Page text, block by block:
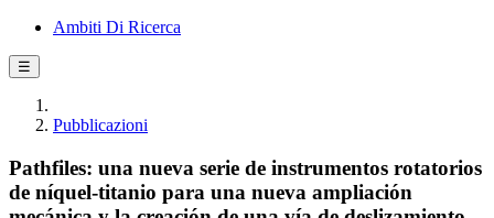
Ambiti Di Ricerca
☰
Pubblicazioni
Pathfiles: una nueva serie de instrumentos rotatorios
de níquel-titanio para una nueva ampliación